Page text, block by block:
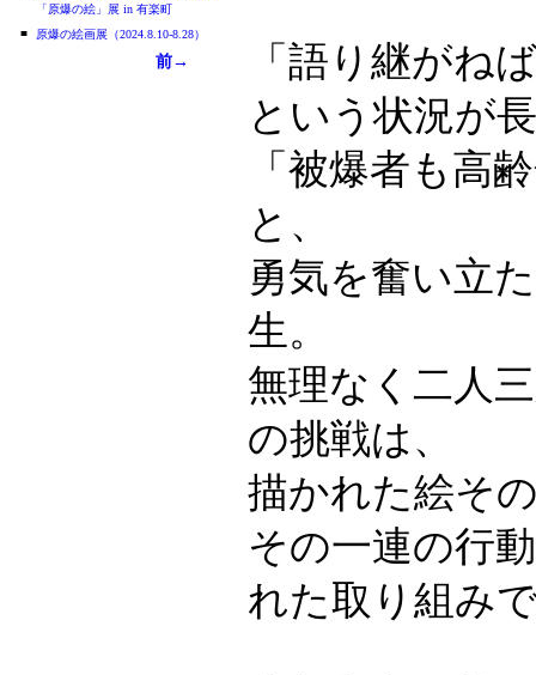
「原爆の絵」展 in 有楽町
■
原爆の絵画展（2024.8.10-8.28）
前→
「語り継がね
という状況が
「被爆者も高
と、
勇気を奮い立
生。
無理なく二人
の挑戦は、
描かれた絵そ
その一連の行
れた取り組み